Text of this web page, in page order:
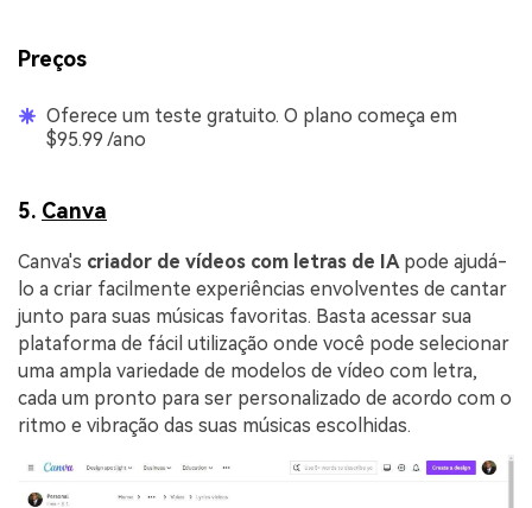
Preços
Oferece um teste gratuito. O plano começa em
$95.99 /ano
5. Canva
Canva's criador de vídeos com letras de IA pode ajudá-
lo a criar facilmente experiências envolventes de cantar
junto para suas músicas favoritas. Basta acessar sua
plataforma de fácil utilização onde você pode selecionar
uma ampla variedade de modelos de vídeo com letra,
cada um pronto para ser personalizado de acordo com o
ritmo e vibração das suas músicas escolhidas.